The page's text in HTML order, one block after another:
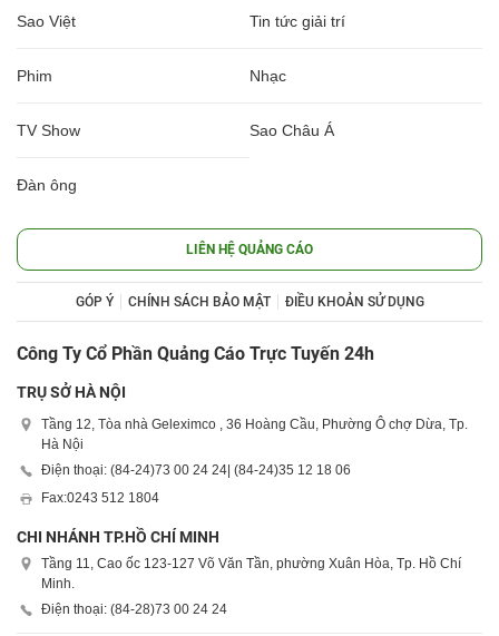
Sao Việt Tin tức giải trí
Phim Nhạc
TV Show Sao Châu Á
Đàn ông
LIÊN HỆ QUẢNG CÁO
GÓP Ý CHÍNH SÁCH BẢO MẬT ĐIỀU KHOẢN SỬ DỤNG
Công Ty Cổ Phần Quảng Cáo Trực Tuyến 24h
TRỤ SỞ HÀ NỘI
Tầng 12, Tòa nhà Geleximco , 36 Hoàng Cầu, Phường Ô chợ Dừa, Tp.
Hà Nội
Điện thoại: (84-24)73 00 24 24 | (84-24)35 12 18 06
Fax:0243 512 1804
CHI NHÁNH TP.HỒ CHÍ MINH
Tầng 11, Cao ốc 123-127 Võ Văn Tần, phường Xuân Hòa, Tp. Hồ Chí
Minh.
Điện thoại: (84-28)73 00 24 24